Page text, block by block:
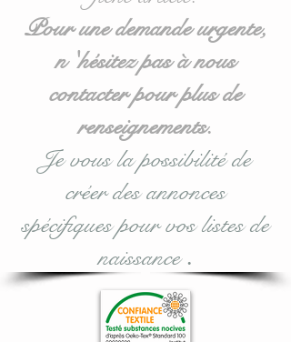
Tissus : 100 % coton et
rembourrage 100 %
Hypoallérgénique.
Toutes nos matières sont
certifiées aux normes
Oeko-Tex.
#lacouturebytitia#faitmain
#madeinfrance#cadeaude
naissance#Nuagedelunetét
oiles#coussinsdécorationc
hambreenfant#chambred
Pour une demande urgente,
n 'hésitez pas à nous
contacter pour plus de
renseignements.
Je vous la possibilité de
créer des annonces
spécifiques pour vos listes de
naissance.